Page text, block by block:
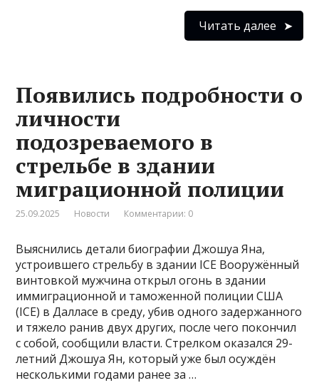
Читать далее
Появились подробности о
личности
подозреваемого в
стрельбе в здании
миграционной полиции
25.09.2025 Новости Комментарии: 0
Выяснились детали биографии Джошуа Яна,
устроившего стрельбу в здании ICE Вооружённый
винтовкой мужчина открыл огонь в здании
иммиграционной и таможенной полиции США
(ICE) в Далласе в среду, убив одного задержанного
и тяжело ранив двух других, после чего покончил
с собой, сообщили власти. Стрелком оказался 29-
летний Джошуа Ян, который уже был осуждён
несколькими годами ранее за …